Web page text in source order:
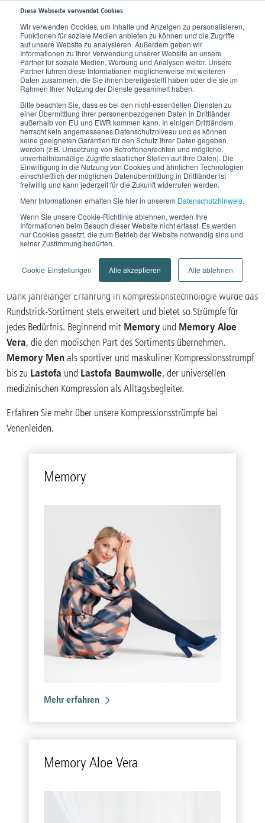
Diese Webseite verwendet Cookies
Wir verwenden Cookies, um Inhalte und Anzeigen zu personalisieren,
Funktionen für soziale Medien anbieten zu können und die Zugriffe
auf unsere Website zu analysieren. Außerdem geben wir
Informationen zu Ihrer Verwendung unserer Website an unsere
Partner für soziale Medien, Werbung und Analysen weiter. Unsere
Partner führen diese Informationen möglicherweise mit weiteren
Daten zusammen, die Sie ihnen bereitgestellt haben oder die sie im
Rahmen Ihrer Nutzung der Dienste gesammelt haben.
Bitte beachten Sie, dass es bei den nicht-essentiellen Diensten zu
einer Übermittlung ihrer personenbezogenen Daten in Drittländer
außerhalb von EU und EWR kommen kann. In einigen Drittländern
herrscht kein angemessenes Datenschutzniveau und es können
keine geeigneten Garantien für den Schutz Ihrer Daten gegeben
werden (z.B. Umsetzung von Betroffenenrechten und mögliche,
unverhältnismäßige Zugriffe staatlicher Stellen auf Ihre Daten). Die
Einwilligung in die Nutzung von Cookies und ähnlichen Technologien
einschließlich der möglichen Datenübermittlung in Drittländer ist
freiwillig und kann jederzeit für die Zukunft widerrufen werden.
Mehr Informationen erhalten Sie hier in unserem Datenschutzhinweis.
Wenn Sie unsere Cookie-Richtlinie ablehnen, werden Ihre
Informationen beim Besuch dieser Website nicht erfasst. Es werden
nur Cookies gesetzt, die zum Betrieb der Website notwendig sind und
keiner Zustimmung bedürfen.
Cookie-Einstellungen Alle akzeptieren Alle ablehnen
Home Produkte Kompressionsstrümpfe Kompression bei Venenleiden
Kompression bei Venenleiden
Starke Venen dank starker Marken
Wir lüften das Geheimnis leichter Beine – Kompressionsstrümpfe.
Dank jahrelanger Erfahrung in Kompressionstechnologie wurde das
Rundstrick-Sortiment stets erweitert und bietet so Strümpfe für
jedes Bedürfnis. Beginnend mit Memory und Memory Aloe
Vera, die den modischen Part des Sortiments übernehmen.
Memory Menals sportiver und maskuliner Kompressionsstrumpf
bis zu Lastofa und Lastofa Baumwolle, der universellen
medizinischen Kompression als Alltagsbegleiter.
Erfahren Sie mehr über unsere Kompressionsstrümpfe bei
Venenleiden.
Me­mo­ry
Mehr erfahren
Me­mo­ry Aloe Vera